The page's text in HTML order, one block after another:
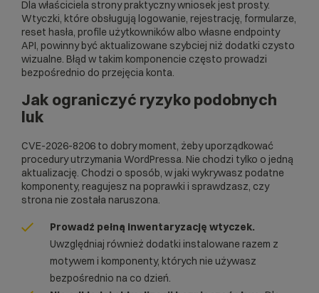
Dla właściciela strony praktyczny wniosek jest prosty.
Wtyczki, które obsługują logowanie, rejestrację, formularze,
reset hasła, profile użytkowników albo własne endpointy
API, powinny być aktualizowane szybciej niż dodatki czysto
wizualne. Błąd w takim komponencie często prowadzi
bezpośrednio do przejęcia konta.
Jak ograniczyć ryzyko podobnych
luk
CVE-2026-8206 to dobry moment, żeby uporządkować
procedury utrzymania WordPressa. Nie chodzi tylko o jedną
aktualizację. Chodzi o sposób, w jaki wykrywasz podatne
komponenty, reagujesz na poprawki i sprawdzasz, czy
strona nie została naruszona.
Prowadź pełną inwentaryzację wtyczek.
Uwzględniaj również dodatki instalowane razem z
motywem i komponenty, których nie używasz
bezpośrednio na co dzień.